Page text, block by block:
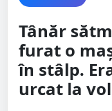
Tânăr
furat o
în stâlp.
urcat la